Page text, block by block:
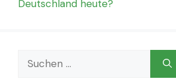
Deutschland heute?
Suchen
nach: